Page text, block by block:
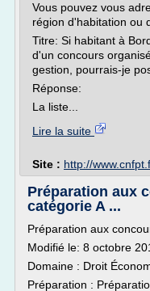
Vous pouvez vous
région d'habitation ou
Titre: Si habitant à
d'un concours
gestion, pourrais-je
Réponse:
La liste...
Lire la suite
Site : http://
Préparation aux
catégorie A ...
Préparation aux
Modifié le: 8 octobre
Domaine : Droit
Préparation :